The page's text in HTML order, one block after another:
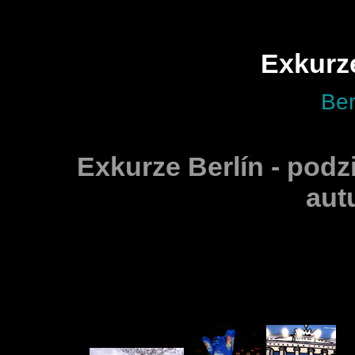
Exkurze Berlín -